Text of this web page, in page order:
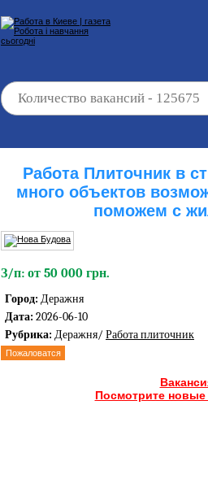
Работа Плиточник в
много объектов
поможем с
З/п: от 50 000 грн.
Город: Деражня
Дата: 2026-06-10
Рубрика: Деражня/ Работа плиточник
Пожаловатся
Посмотрите новые